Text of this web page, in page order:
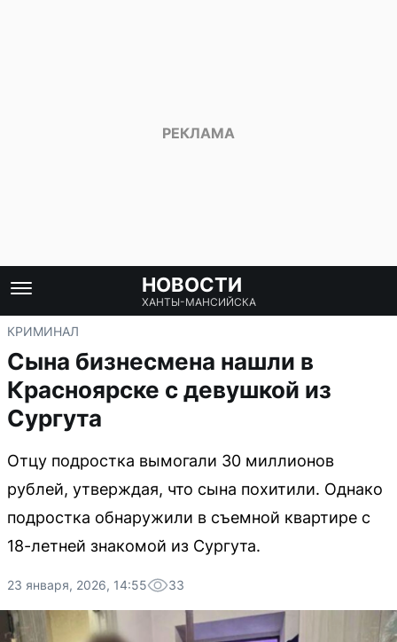
НОВОСТИ
ХАНТЫ-МАНСИЙСКА
КРИМИНАЛ
Сына бизнесмена нашли в
Красноярске с девушкой из
Сургута
Отцу подростка вымогали 30 миллионов
рублей, утверждая, что сына похитили. Однако
подростка обнаружили в съемной квартире с
18-летней знакомой из Сургута.
23 января, 2026, 14:55 33